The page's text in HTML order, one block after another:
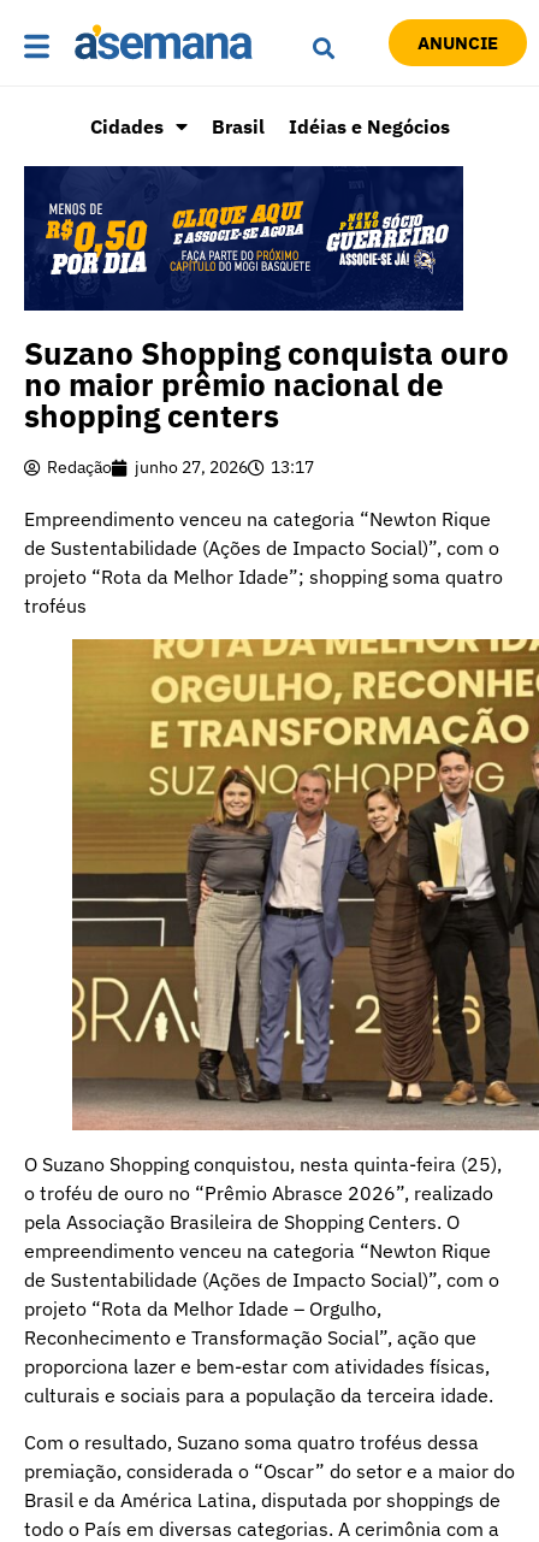
ANUNCIE
Cidades Brasil Idéias e Negócios
Suzano Shopping conquista ouro
no maior prêmio nacional de
shopping centers
Redação junho 27, 2026 13:17
Empreendimento venceu na categoria “Newton Rique
de Sustentabilidade (Ações de Impacto Social)”, com o
projeto “Rota da Melhor Idade”; shopping soma quatro
troféus
O Suzano Shopping conquistou, nesta quinta-feira (25),
o troféu de ouro no “Prêmio Abrasce 2026”, realizado
pela Associação Brasileira de Shopping Centers. O
empreendimento venceu na categoria “Newton Rique
de Sustentabilidade (Ações de Impacto Social)”, com o
projeto “Rota da Melhor Idade – Orgulho,
Reconhecimento e Transformação Social”, ação que
proporciona lazer e bem-estar com atividades físicas,
culturais e sociais para a população da terceira idade.
Com o resultado, Suzano soma quatro troféus dessa
premiação, considerada o “Oscar” do setor e a maior do
Brasil e da América Latina, disputada por shoppings de
todo o País em diversas categorias. A cerimônia com a